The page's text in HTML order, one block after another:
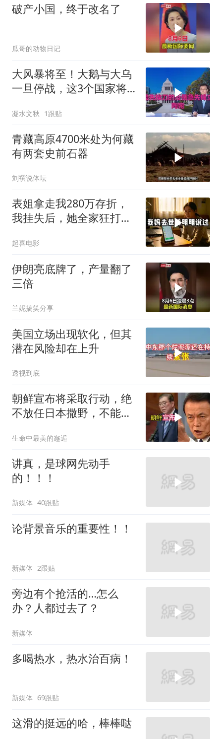
破产小国，终于改名了
瓜哥的动物日记
大风暴将至！大鹅与大乌
一旦停战，这3个国家将
凝水文秋 1跟贴
青藏高原4700米处为何藏
有两套史前石器
刘襈说体坛
表姐拿走我280万存折，
我挂失后，她全家狂打
起喜电影
伊朗亮底牌了，产量翻了
三倍
兰妮搞笑分享
美国立场出现软化，但其
潜在风险却在上升
透视到底
朝鲜宣布将采取行动，绝
不放任日本撒野，不能让
生命中最美的邂逅
讲真，是球网先动手
的！！！
新媒体 40跟贴
论背景音乐的重要性！！
新媒体 2跟贴
旁边有个抢活的…怎么
办？人都过去了？
新媒体
多喝热水，热水治百病！
新媒体 69跟贴
这滑的挺远的哈，棒棒哒